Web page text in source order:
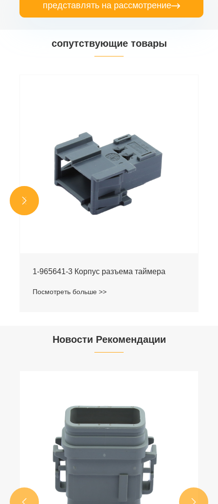
представлять на рассмотрение
сопутствующие товары
1-965641-3 Корпус разъема таймера
Посмотреть больше >>


Новости Рекомендации
 